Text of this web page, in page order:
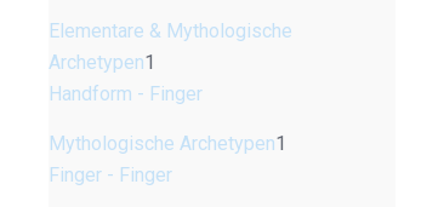
Elementare & Mythologische
Archetypen1
Handform - Finger
Mythologische Archetypen1
Finger - Finger